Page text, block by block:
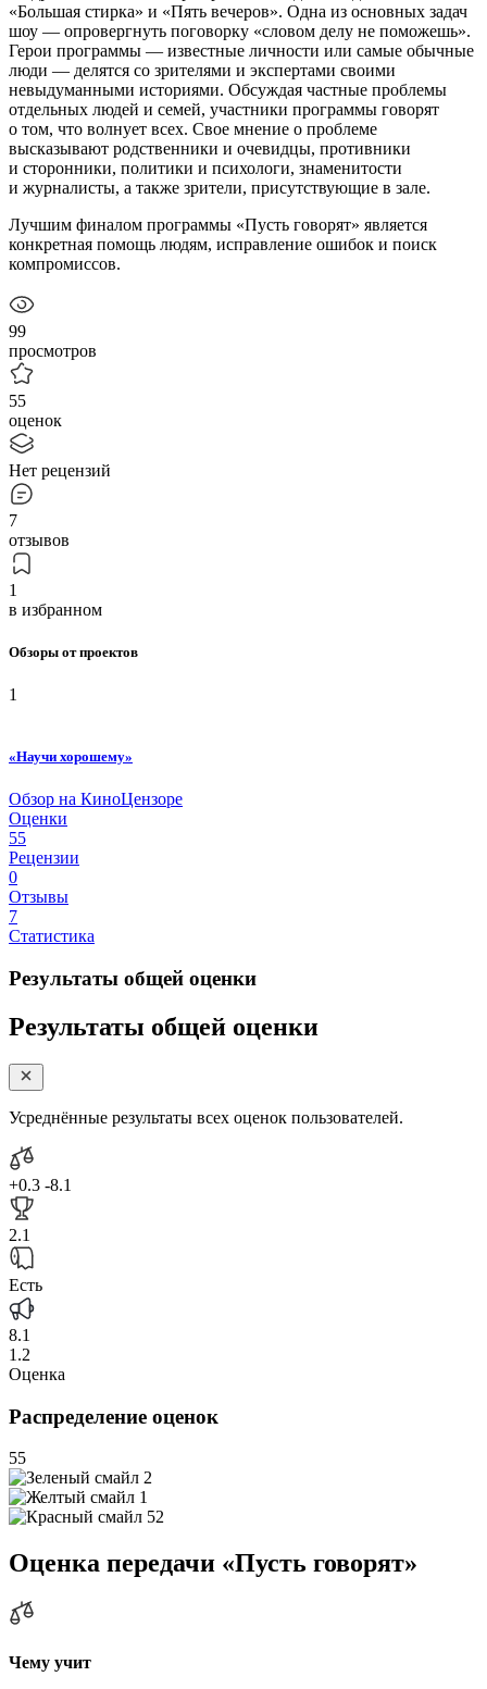
«Большая стирка» и «Пять вечеров». Одна из основных задач
шоу — опровергнуть поговорку «словом делу не поможешь».
Герои программы — известные личности или самые обычные
люди — делятся со зрителями и экспертами своими
невыдуманными историями. Обcуждая частные проблемы
отдельных людей и семей, участники программы говорят
о том, что волнует всех. Свое мнение о проблеме
высказывают родственники и очевидцы, противники
и сторонники, политики и психологи, знаменитости
и журналисты, а также зрители, присутствующие в зале.
Лучшим финалом программы «Пусть говорят» является
конкретная помощь людям, исправление ошибок и поиск
компромиссов.
99
просмотров
55
оценок
Нет рецензий
7
отзывов
1
в избранном
Обзоры от проектов
1
«Научи хорошему»
Обзор на КиноЦензоре
Оценки
55
Рецензии
0
Отзывы
7
Статистика
Результаты общей оценки
Результаты общей оценки
Усреднённые результаты всех оценок пользователей.
+0.3 -8.1
2.1
Есть
8.1
1.2
Оценка
Распределение оценок
55
2
1
52
Оценка передачи «Пусть говорят»
Чему учит